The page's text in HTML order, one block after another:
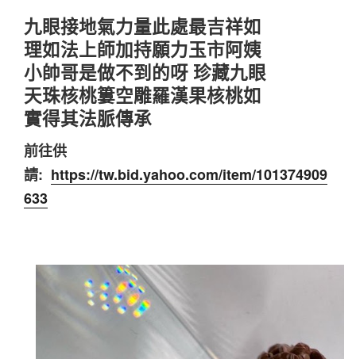
九眼接地氣力量此處最吉祥如
理如法上師加持願力玉市阿姨
小帥哥是做不到的呀 珍藏九眼
天珠核桃簍空雕羅漢果核桃如
實得其法脈傳承
前往供
請: https://tw.bid.yahoo.com/item/101374909
633